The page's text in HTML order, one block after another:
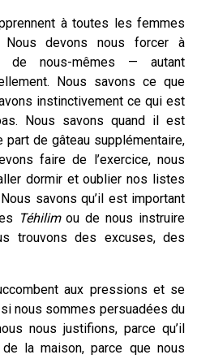
à toutes les femmes
Nous devons nous forcer à
de nous-mêmes — autant
Nous savons ce que
instinctivement ce qui est
Nous savons quand il est
de gâteau supplémentaire,
faire de l’exercice, nous
dormir et oublier nos listes
savons qu’il est important
Téhilimou de nous instruire
trouvons des excuses, des
aux pressions et se
nous sommes persuadées du
nous justifions, parce qu’il
la maison, parce que nous